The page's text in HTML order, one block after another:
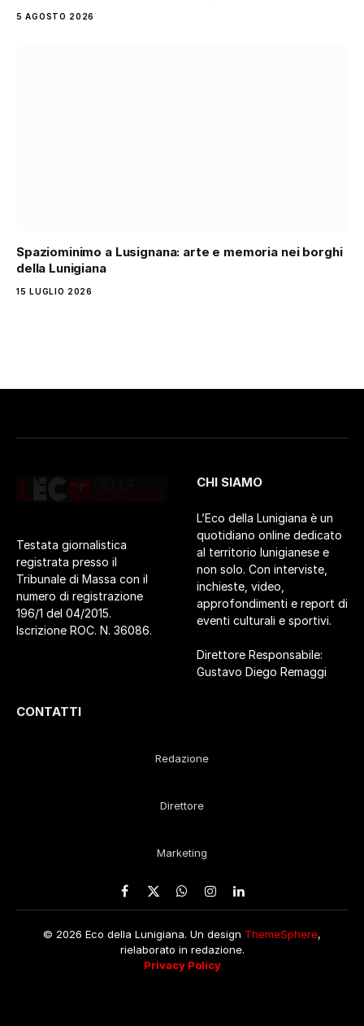
5 AGOSTO 2026
Spaziominimo a Lusignana: arte e memoria nei borghi
della Lunigiana
15 LUGLIO 2026
Testata giornalistica
registrata presso il
Tribunale di Massa con il
numero di registrazione
196/1 del 04/2015.
Iscrizione ROC. N. 36086.
CHI SIAMO
L’Eco della Lunigiana è un
quotidiano online dedicato
al territorio lunigianese e
non solo. Con interviste,
inchieste, video,
approfondimenti e report di
eventi culturali e sportivi.
Direttore Responsabile:
Gustavo Diego Remaggi
CONTATTI
Redazione
Direttore
Marketing
Facebook
X
WhatsApp
Instagram
LinkedIn
© 2026 Eco della Lunigiana. Un design ThemeSphere,
rielaborato in redazione.
Privacy Policy